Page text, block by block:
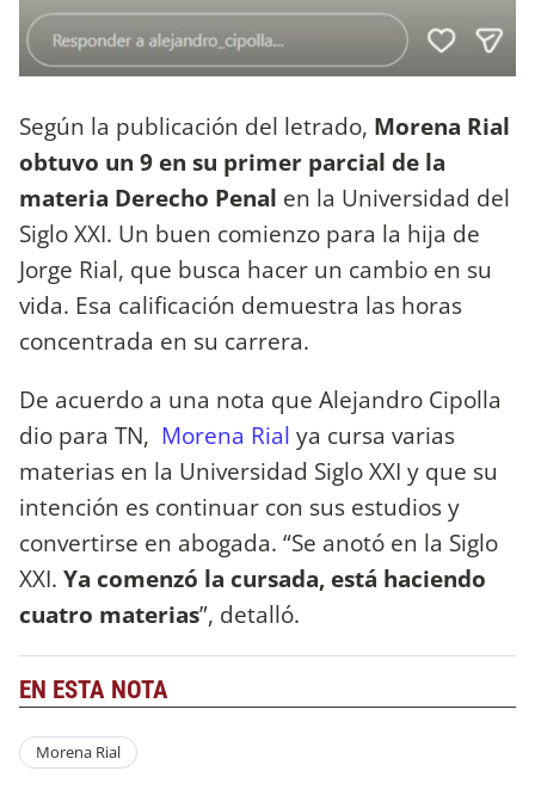
Según la publicación del letrado, Morena Rial
obtuvo un 9 en su primer parcial de la
materia Derecho Penal en la Universidad del
Siglo XXI. Un buen comienzo para la hija de
Jorge Rial, que busca hacer un cambio en su
vida. Esa calificación demuestra las horas
concentrada en su carrera.
De acuerdo a una nota que Alejandro Cipolla
dio para TN, Morena Rial ya cursa varias
materias en la Universidad Siglo XXI y que su
intención es continuar con sus estudios y
convertirse en abogada. “Se anotó en la Siglo
XXI. Ya comenzó la cursada, está haciendo
cuatro materias”, detalló.
EN ESTA NOTA
Morena Rial